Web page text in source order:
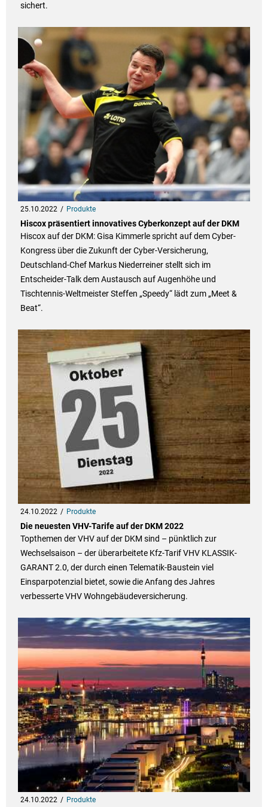
sichert.
25.10.2022 Produkte
Hiscox präsentiert innovatives Cyberkonzept auf der DKM
Hiscox auf der DKM: Gisa Kimmerle spricht auf dem Cyber-
Kongress über die Zukunft der Cyber-Versicherung,
Deutschland-Chef Markus Niederreiner stellt sich im
Entscheider-Talk dem Austausch auf Augenhöhe und
Tischtennis-Weltmeister Steffen „Speedy“ lädt zum „Meet &
Beat“.
24.10.2022 Produkte
Die neuesten VHV-Tarife auf der DKM 2022
Topthemen der VHV auf der DKM sind – pünktlich zur
Wechselsaison – der überarbeitete Kfz-Tarif VHV KLASSIK-
GARANT 2.0, der durch einen Telematik-Baustein viel
Einsparpotenzial bietet, sowie die Anfang des Jahres
verbesserte VHV Wohngebäudeversicherung.
24.10.2022 Produkte